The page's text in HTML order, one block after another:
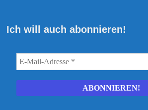
Ich will auch abonnieren!